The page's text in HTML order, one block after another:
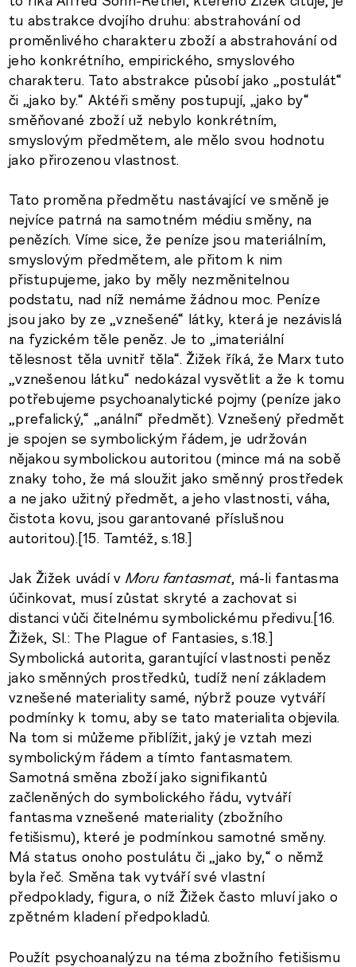
tu abstrakce dvojího druhu: abstrahování od
proměnlivého charakteru zboží a abstrahování od
jeho konkrétního, empirického, smyslového
charakteru. Tato abstrakce působí jako „postulát“
či „jako by.“ Aktéři směny postupují, „jako by“
směňované zboží už nebylo konkrétním,
smyslovým předmětem, ale mělo svou hodnotu
jako přirozenou vlastnost.
Tato proměna předmětu nastávající ve směně je
nejvíce patrná na samotném médiu směny, na
penězích. Víme sice, že peníze jsou materiálním,
smyslovým předmětem, ale přitom k nim
přistupujeme, jako by měly nezměnitelnou
podstatu, nad níž nemáme žádnou moc. Peníze
jsou jako by ze „vznešené“ látky, která je nezávislá
na fyzickém těle peněz. Je to „imateriální
tělesnost těla uvnitř těla“. Žižek říká, že Marx tuto
„vznešenou látku“ nedokázal vysvětlit a že k tomu
potřebujeme psychoanalytické pojmy (peníze jako
„prefalický,“ „anální“ předmět). Vznešený předmět
je spojen se symbolickým řádem, je udržován
nějakou symbolickou autoritou (mince má na sobě
znaky toho, že má sloužit jako směnný prostředek
a ne jako užitný předmět, a jeho vlastnosti, váha,
čistota kovu, jsou garantované příslušnou
autoritou).[15. Tamtéž, s.18.]
Jak Žižek uvádí v Moru fantasmat, má-li fantasma
účinkovat, musí zůstat skryté a zachovat si
distanci vůči čitelnému symbolickému předivu.[16.
Žižek, Sl.: The Plague of Fantasies, s.18.]
Symbolická autorita, garantující vlastnosti peněz
jako směnných prostředků, tudíž není základem
vznešené materiality samé, nýbrž pouze vytváří
podmínky k tomu, aby se tato materialita objevila.
Na tom si můžeme přiblížit, jaký je vztah mezi
symbolickým řádem a tímto fantasmatem.
Samotná směna zboží jako signifikantů
začleněných do symbolického řádu, vytváří
fantasma vznešené materiality (zbožního
fetišismu), které je podmínkou samotné směny.
Má status onoho postulátu či „jako by,“ o němž
byla řeč. Směna tak vytváří své vlastní
předpoklady, figura, o níž Žižek často mluví jako o
zpětném kladení předpokladů.
Použít psychoanalýzu na téma zbožního fetišismu